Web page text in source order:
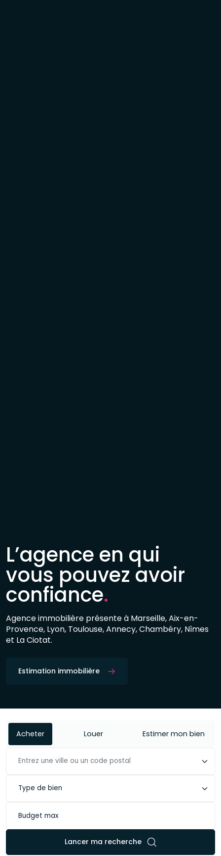
L’agence en qui
vous pouvez avoir
confiance.
Agence immobilière présente à Marseille, Aix-en-
Provence, Lyon, Toulouse, Annecy, Chambéry, Nîmes
et La Ciotat.
Estimation immobilière
Acheter Louer Estimer mon bien
Lancer ma recherche